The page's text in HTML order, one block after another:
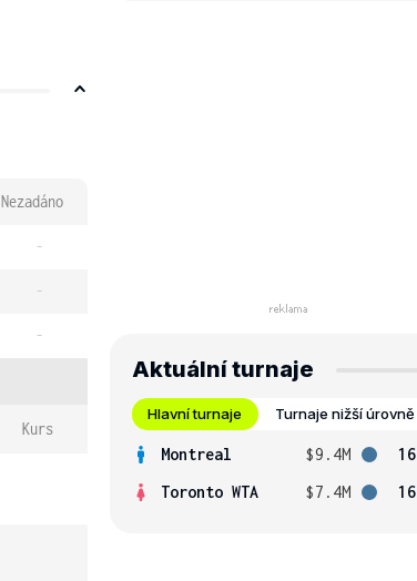
Nezadáno
-
-
-
Kurs
Aktuální turnaje
Hlavní turnaje Turnaje nižší úrovně
Montreal $9.4M
16
Toronto WTA
$7.4M 16